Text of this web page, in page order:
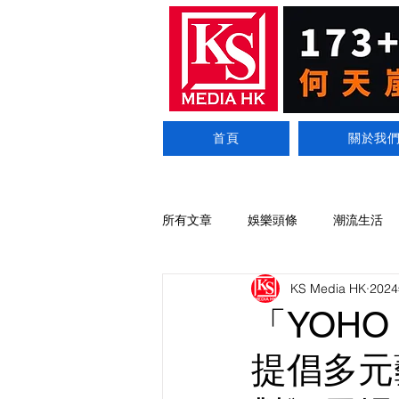
首頁 關於我
所有文章 娛樂頭條 潮流生活
「
提倡多
KS Media HK